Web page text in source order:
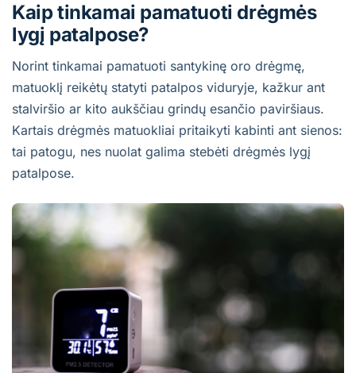
Kaip tinkamai pamatuoti drėgmės
lygį patalpose?
Norint tinkamai pamatuoti santykinę oro drėgmę,
matuoklį reikėtų statyti patalpos viduryje, kažkur ant
stalviršio ar kito aukščiau grindų esančio paviršiaus.
Kartais drėgmės matuokliai pritaikyti kabinti ant sienos:
tai patogu, nes nuolat galima stebėti drėgmės lygį
patalpose.